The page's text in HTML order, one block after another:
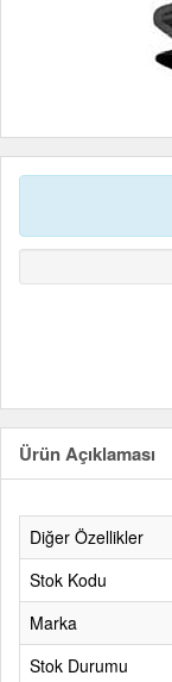
Ürün Açıklaması
Diğer Özellikler
Stok Kodu
Marka
Stok Durumu